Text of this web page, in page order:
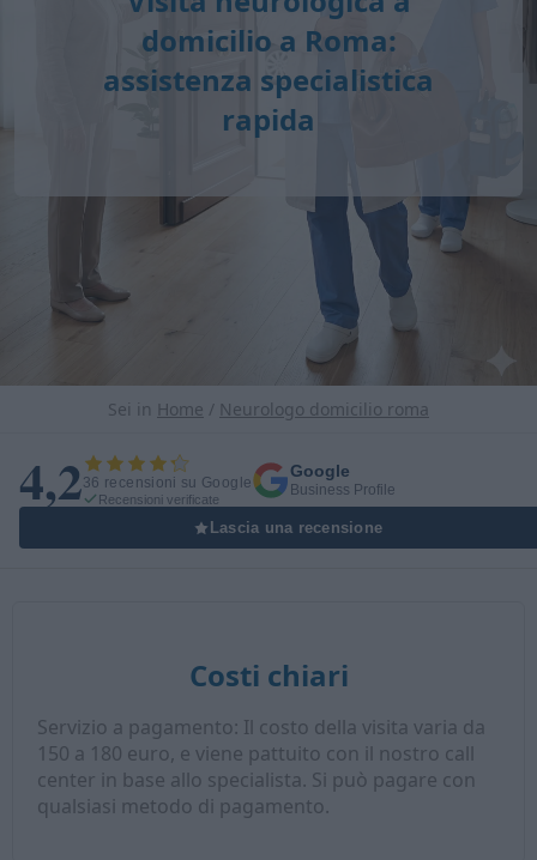
domicilio a Roma:
assistenza specialistica
rapida
Sei in Home / Neurologo domicilio roma
4,236 recensioni su Google
Recensioni verificate
Google
Business Profile
Lascia una recensione
Costi chiari
Servizio a pagamento: Il costo della visita varia da
150 a 180 euro, e viene pattuito con il nostro call
center in base allo specialista. Si può pagare con
qualsiasi metodo di pagamento.